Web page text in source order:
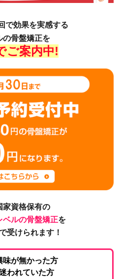
で効果を実感する
の骨盤矯正を
ご案内中!
家資格保有の
ベルの骨盤矯正を
受けられます！
味が無かった方
われていた方